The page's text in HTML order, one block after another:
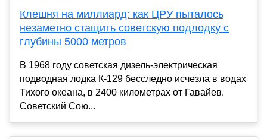
Клешня на миллиард: как ЦРУ пыталось
незаметно стащить советскую подлодку с
глубины 5000 метров
В 1968 году советская дизель-электрическая
подводная лодка К-129 бесследно исчезла в водах
Тихого океана, в 2400 километрах от Гавайев.
Советский Сою...